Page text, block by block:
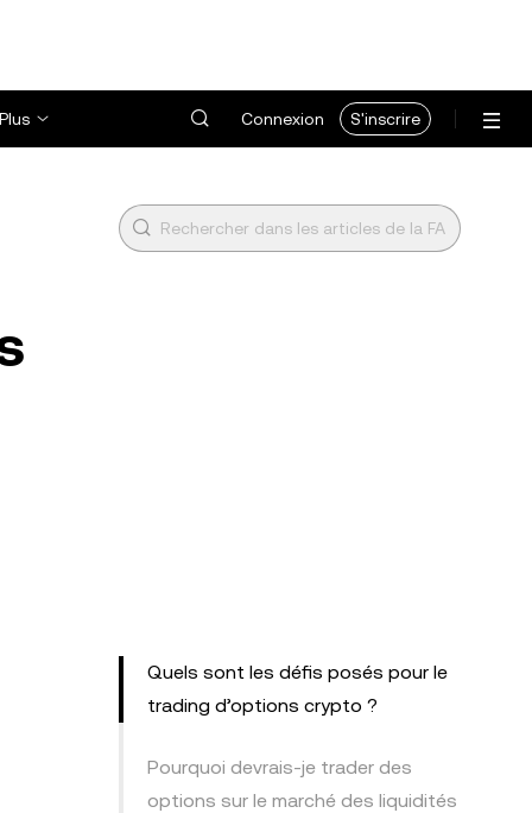
Plus Connexion S'inscrire
Quels sont les défis posés pour le
trading d’options crypto ?
Pourquoi devrais-je trader des
options sur le marché des liquidités